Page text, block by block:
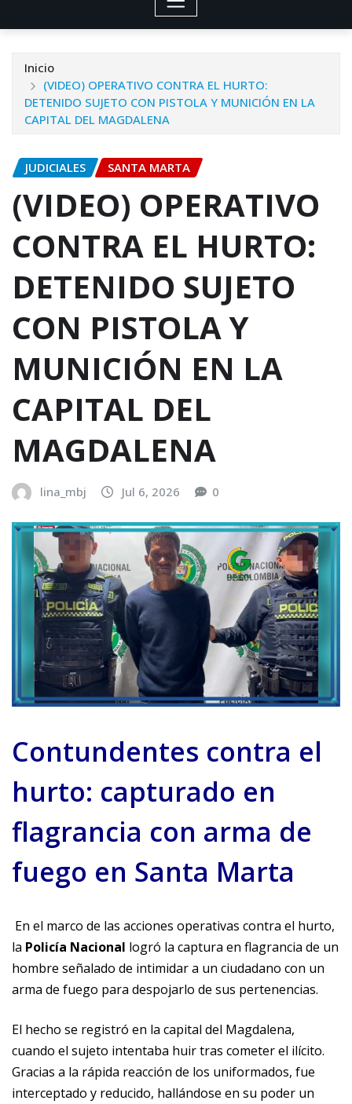
Inicio
(VIDEO) OPERATIVO CONTRA EL HURTO:
DETENIDO SUJETO CON PISTOLA Y MUNICIÓN EN LA
CAPITAL DEL MAGDALENA
JUDICIALES SANTA MARTA
(VIDEO) OPERATIVO
CONTRA EL HURTO:
DETENIDO SUJETO
CON PISTOLA Y
MUNICIÓN EN LA
CAPITAL DEL
MAGDALENA
lina_mbj Jul 6, 2026 0
Contundentes contra el
hurto: capturado en
flagrancia con arma de
fuego en Santa Marta
En el marco de las acciones operativas contra el hurto,
la Policía Nacional logró la captura en flagrancia de un
hombre señalado de intimidar a un ciudadano con un
arma de fuego para despojarlo de sus pertenencias.
El hecho se registró en la capital del Magdalena,
cuando el sujeto intentaba huir tras cometer el ilícito.
Gracias a la rápida reacción de los uniformados, fue
interceptado y reducido, hallándose en su poder un